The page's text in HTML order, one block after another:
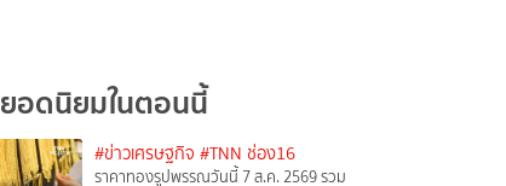
ยอดนิยมในตอนนี้
#ข่าวเศรษฐกิจ #TNN ช่อง16
ราคาทองรูปพรรณวันนี้ 7 ส.ค. 2569 รวม